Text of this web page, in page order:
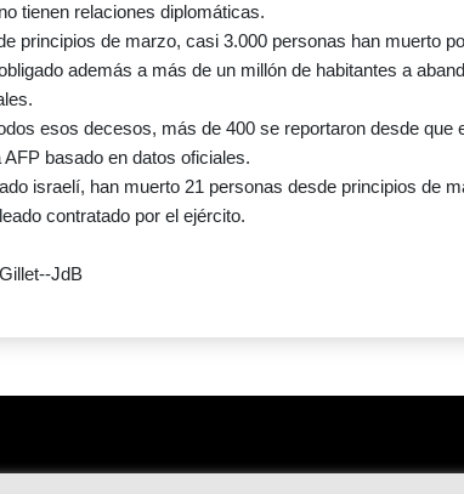
tienen relaciones diplomáticas.
principios de marzo, casi 3.000 personas han muerto
además a más de un millón de habitantes a
esos decesos, más de 400 se reportaron desde que
AFP basado en datos oficiales.
israelí, han muerto 21 personas desde principios de
contratado por el ejército.
JdB